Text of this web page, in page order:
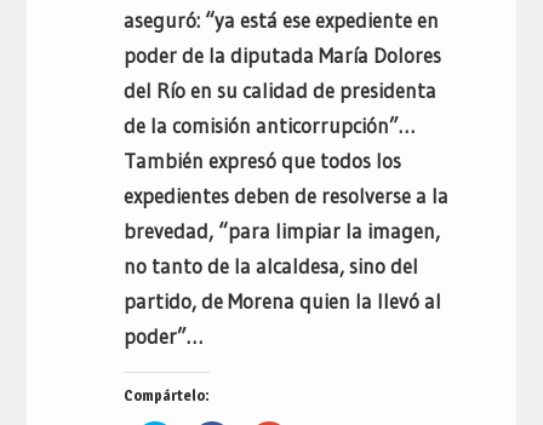
aseguró: “ya está ese expediente en
poder de la diputada María Dolores
del Río en su calidad de presidenta
de la comisión anticorrupción”…
También expresó que todos los
expedientes deben de resolverse a la
brevedad, “para limpiar la imagen,
no tanto de la alcaldesa, sino del
partido, de Morena quien la llevó al
poder”…
Compártelo: